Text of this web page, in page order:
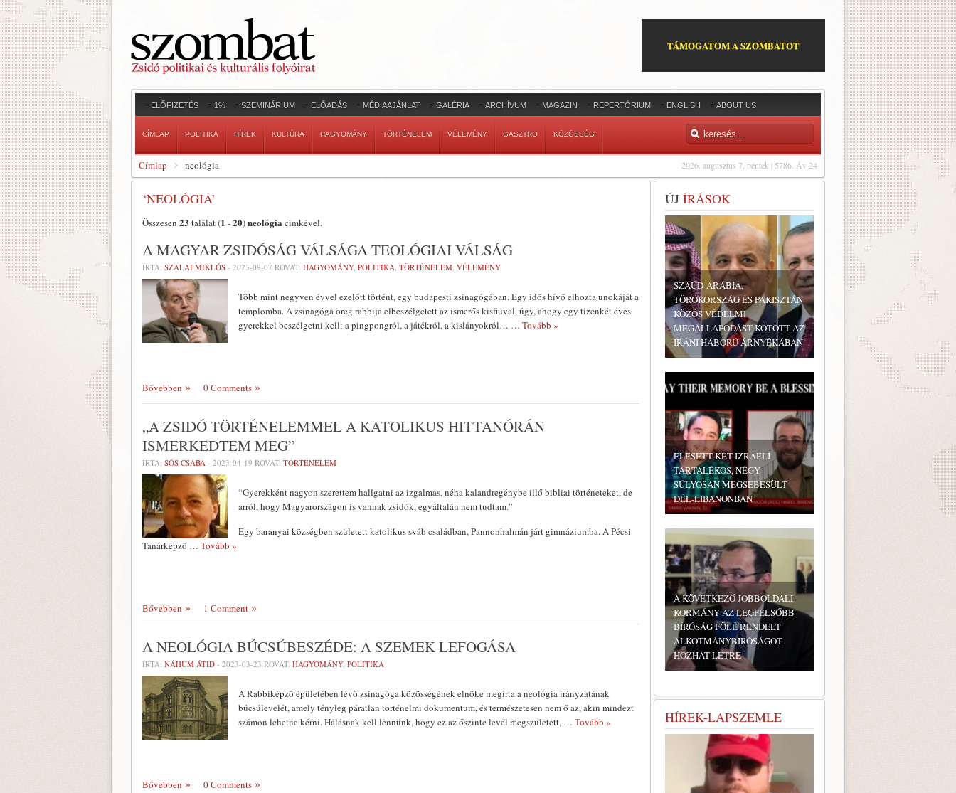
TÁMOGATOM A SZOMBATOT
ELŐFIZETÉS 1% SZEMINÁRIUM ELŐADÁS MÉDIAAJÁNLAT GALÉRIA ARCHÍVUM MAGAZIN REPERTÓRIUM ENGLISH ABOUT US
CÍMLAP POLITIKA HÍREK KULTÚRA HAGYOMÁNY TÖRTÉNELEM VÉLEMÉNY GASZTRO KÖZÖSSÉG
2026. augusztus 7, péntek | 5786. Áv 24
Címlap neológia
‘NEOLÓGIA’
Összesen 23 találat (1 -20)neológia cimkével.
A MAGYAR ZSIDÓSÁG VÁLSÁGA TEOLÓGIAI VÁLSÁG
ÍRTA: SZALAI MIKLÓS - 2023-09-07 ROVAT: HAGYOMÁNY, POLITIKA, TÖRTÉNELEM, VÉLEMÉNY
Több mint negyven évvel ezelőtt történt, egy budapesti zsinagógában. Egy idős hívő elhozta unokáját a
templomba. A zsinagóga öreg rabbija elbeszélgetett az ismerős kisfiúval, úgy, ahogy egy tizenkét éves
gyerekkel beszélgetni kell: a pingpongról, a játékról, a kislányokról… … Tovább »
Bővebben 0 Comments
„A ZSIDÓ TÖRTÉNELEMMEL A KATOLIKUS HITTANÓRÁN
ISMERKEDTEM MEG”
ÍRTA: SÓS CSABA - 2023-04-19 ROVAT: TÖRTÉNELEM
“Gyerekként nagyon szerettem hallgatni az izgalmas, néha kalandregénybe illő bibliai történeteket, de
arról, hogy Magyarországon is vannak zsidók, egyáltalán nem tudtam.”
Egy baranyai községben született katolikus sváb családban, Pannonhalmán járt gimnáziumba. A Pécsi
Tanárképző … Tovább »
Bővebben 1 Comment
A NEOLÓGIA BÚCSÚBESZÉDE: A SZEMEK LEFOGÁSA
ÍRTA: NÁHUM ÁTID - 2023-03-23 ROVAT: HAGYOMÁNY, POLITIKA
A Rabbiképző épületében lévő zsinagóga közösségének elnöke megírta a neológia irányzatának
búcsúlevelét, amely tényleg páratlan történelmi dokumentum, és természetesen nem ő az, akin mindezt
számon lehetne kérni. Hálásnak kell lennünk, hogy ez az őszinte levél megszületett, … Tovább »
Bővebben 0 Comments
ÚJ ÍRÁSOK
SZAÚD-ARÁBIA,
TÖRÖKORSZÁG ÉS PAKISZTÁN
KÖZÖS VÉDELMI
MEGÁLLAPODÁST KÖTÖTT AZ
IRÁNI HÁBORÚ ÁRNYÉKÁBAN
ELESETT KÉT IZRAELI
TARTALÉKOS, NÉGY
SÚLYOSAN MEGSEBESÜLT
DÉL-LIBANONBAN
A KÖVETKEZŐ JOBBOLDALI
KORMÁNY AZ LEGFELSŐBB
BÍRÓSÁG FÖLÉ RENDELT
ALKOTMÁNYBÍRÓSÁGOT
HOZHAT LÉTRE
HÍREK-LAPSZEMLE